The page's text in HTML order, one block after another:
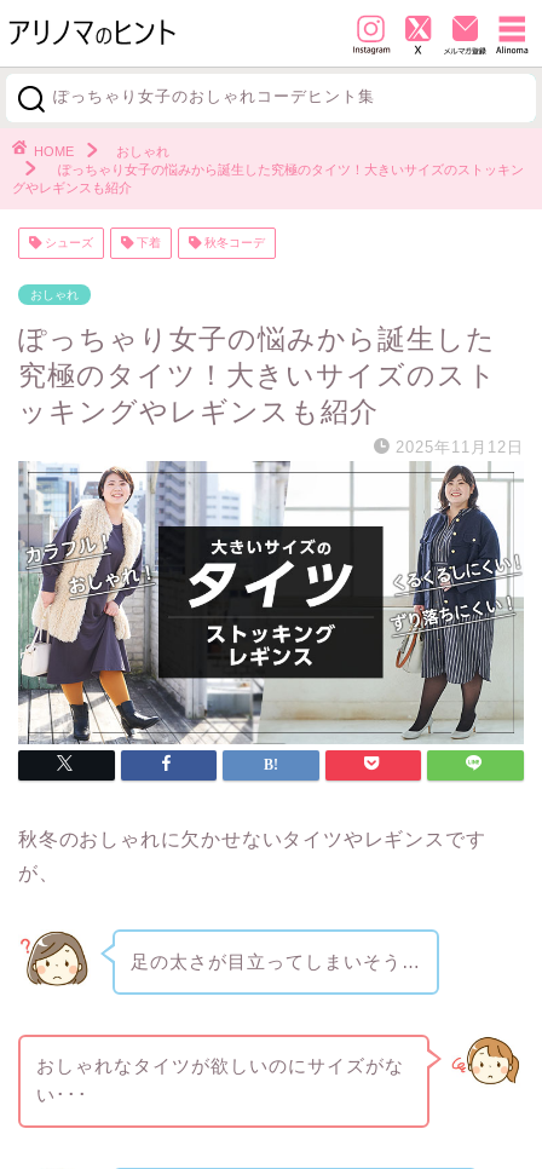
ぽっちゃり女子のおしゃれコーデヒント集
HOME
おしゃれ
ぽっちゃり女子の悩みから誕生した究極のタイツ！大きいサイズのストッキン
グやレギンスも紹介
シューズ 下着 秋冬コーデ
おしゃれ
ぽっちゃり女子の悩みから誕生した
究極のタイツ！大きいサイズのスト
ッキングやレギンスも紹介
2025年11月12日
秋冬のおしゃれに欠かせないタイツやレギンスです
が、
足の太さが目立ってしまいそう…
おしゃれなタイツが欲しいのにサイズがな
い･･･